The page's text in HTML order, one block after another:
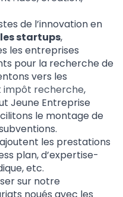
de l’innovation en
startups,
les entreprises
pour la recherche de
vers les
impôt recherche,
Jeune Entreprise
le montage de
les prestations
plan, d’expertise-
etc.
sur notre
noués avec les